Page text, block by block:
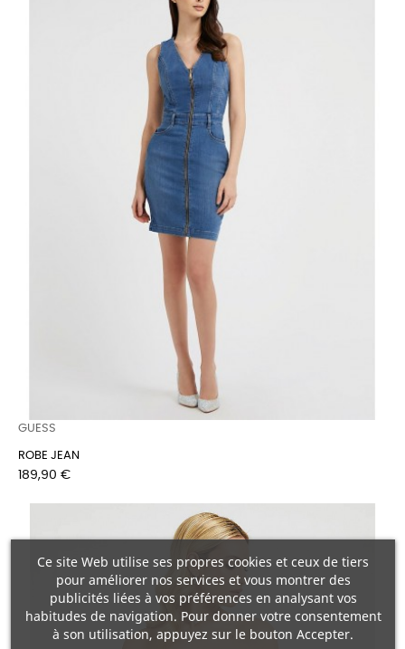
GUESS
ROBE JEAN
Prix
189,90 €
Ce site Web utilise ses propres cookies et ceux de tiers
pour améliorer nos services et vous montrer des
publicités liées à vos préférences en analysant vos
habitudes de navigation. Pour donner votre consentement
à son utilisation, appuyez sur le bouton Accepter.